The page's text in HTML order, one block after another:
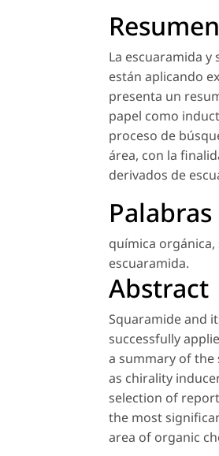
Resumen
La escuaramida
están aplicando
presenta un
papel como
proceso de
área, con la
derivados de
química orgánica,
escuaramida.
Abstract
Squaramide and
successfully
a summary of
as chirality
selection of
the most
area of organic